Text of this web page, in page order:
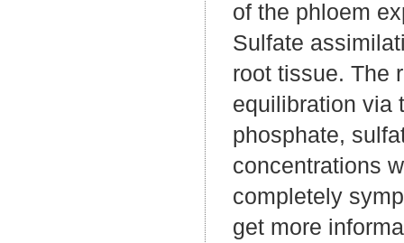
of the phloem
Sulfate
root tissue. The
equilibration via
phosphate,
concentrations
completely
get more